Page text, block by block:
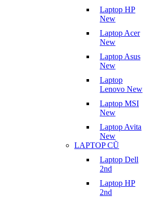
Laptop HP
New
Laptop Acer
New
Laptop Asus
New
Laptop
Lenovo New
Laptop MSI
New
Laptop Avita
New
LAPTOP CŨ
Laptop Dell
2nd
Laptop HP
2nd